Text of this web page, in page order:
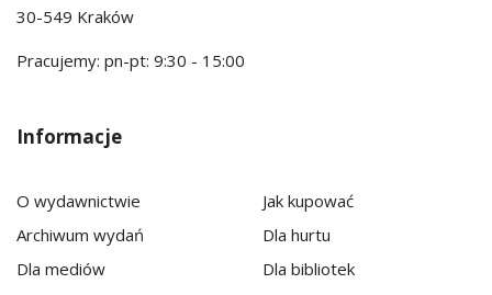
30-549 Kraków
Pracujemy: pn-pt: 9:30 - 15:00
Informacje
O wydawnictwie
Archiwum wydań
Dla mediów
Jak kupować
Dla hurtu
Dla bibliotek